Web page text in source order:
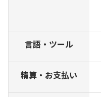
言語・ツール
精算・お支払い